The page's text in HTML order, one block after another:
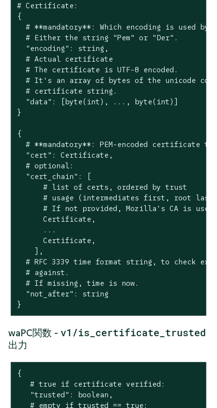
# Certificate:
{
# **mandatory**: Which encoding is used by
  # Either the string "Pem" or "Der".
  "encoding": string,
  # Actual certificate
  # The certificate is UTF-8 encoded.
# It's an array of bytes of the unicode
  # certificate string.
  "data": [byte(int), ..., byte(int)]
}
{
# **mandatory**: PEM-encoded certificate to
  "cert": Certificate,
  # optional:
  "cert_chain": [
      # list of certs, ordered by trust
      # usage (intermediates first, root last)
      # If not provided, Mozilla's CA is used.
      Certificate,
      ...
      Certificate,
    ],
# RFC 3339 time format string, to check
  # against.
  # If missing, time is now.
  "not_after": string
}
waPC関数 - v1/is_certificate_trusted
出力
{
   # true if certificate verified:
   "trusted": boolean,
   # empty if trusted == true: